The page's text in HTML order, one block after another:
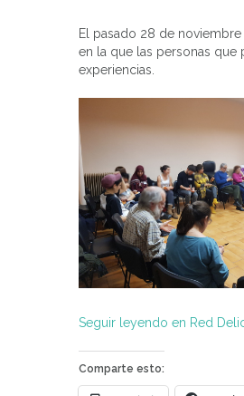
El pasado 28 de noviembre
en la que las personas que
experiencias.
Seguir leyendo en Red
Comparte esto: